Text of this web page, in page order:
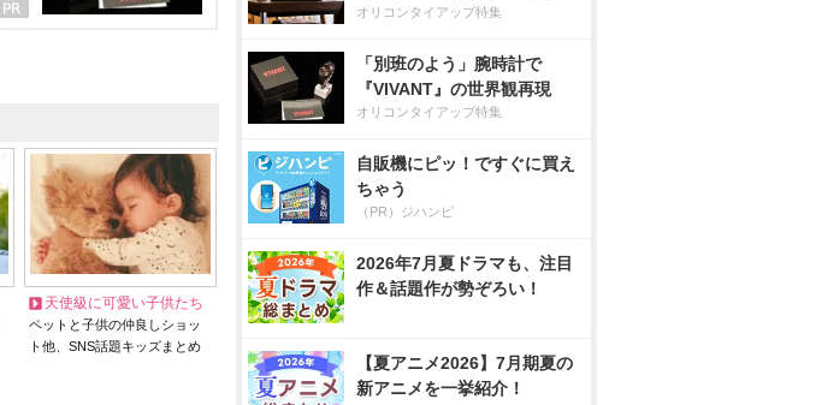
天使級に可愛い子供たち
ペットと子供の仲良しショッ
ト他、SNS話題キッズまとめ
オリコンタイアップ特集
「別班のよう」腕時計で
『VIVANT』の世界観再現
オリコンタイアップ特集
自販機にピッ！ですぐに買え
ちゃう
（PR）ジハンピ
2026年7月夏ドラマも、注目
作＆話題作が勢ぞろい！
【夏アニメ2026】7月期夏の
新アニメを一挙紹介！